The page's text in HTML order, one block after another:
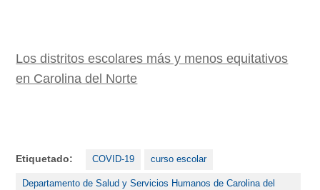
Los distritos escolares más y menos equitativos
en Carolina del Norte
Etiquetado: COVID-19 curso escolar
Departamento de Salud y Servicios Humanos de Carolina del